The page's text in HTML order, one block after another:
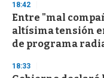
d
s
o
f
3
s
e
18:42
Entre "mal
altísima tensión
de programa
18:33